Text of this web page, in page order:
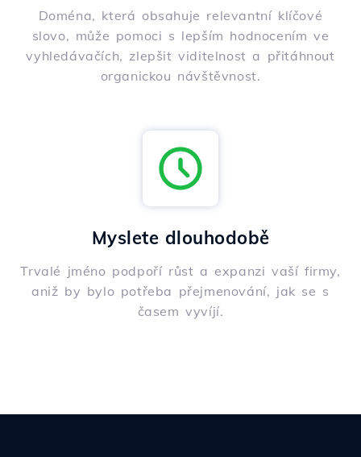
Doména, která obsahuje relevantní klíčové
slovo, může pomoci s lepším hodnocením ve
vyhledávačích, zlepšit viditelnost a přitáhnout
organickou návštěvnost.
Myslete dlouhodobě
Trvalé jméno podpoří růst a expanzi vaší firmy,
aniž by bylo potřeba přejmenování, jak se s
časem vyvíjí.